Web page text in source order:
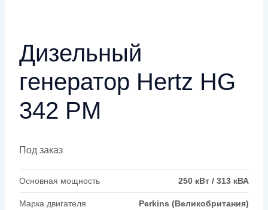
Дизельный
генератор Hertz HG
342 PM
Под заказ
Основная мощность 250 кВт / 313 кВА
Марка двигателя Perkins (Великобритания)